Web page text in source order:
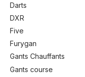
Darts
DXR
Five
Furygan
Gants Chauffants
Gants course